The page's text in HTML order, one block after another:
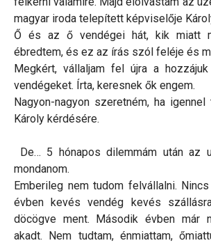
magyar iroda telepített képviselője
Ő és az ő vendégei hát, kik miatt
ébredtem, és ez az írás szól feléje és
Megkért, vállaljam fel újra a
vendégeket. Írta, keresnek ők engem.
Nagyon-nagyon szeretném, ha
Károly kérdésére.
De… 5 hónapos dilemmám után az
mondanom.
Emberileg nem tudom felvállalni.
évben kevés vendég kevés
döcögve ment. Második évben már
akadt. Nem tudtam, énmiattam,